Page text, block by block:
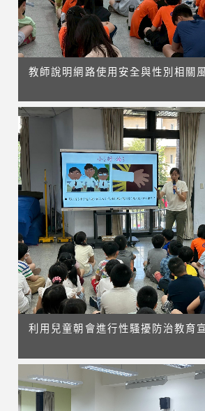
教師說明網路使用安全與性別相關
利用兒童朝會進行性騷擾防治教育